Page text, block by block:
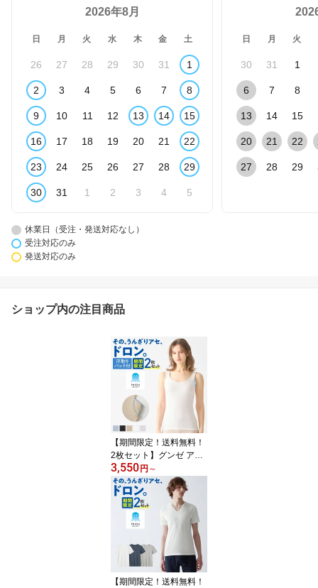
2026年8月
日 月 火 水 木 金 土
26 27 28 29 30 31 1
2 3 4 5 6 7 8
9 10 11 12 13 14 15
16 17 18 19 20 21 22
23 24 25 26 27 28 29
30 31 1 2 3 4 5
日 月 火
30 31 1
6 7 8
13 14 15
20 21 22
27 28 29
休業日（受注・発送対応なし）
受注対応のみ
発送対応のみ
ショップ内の注目商品
【期間限定！送料無料！
2枚セット】グンゼ アセ
ドロン インナー トップ
ス タンクトップ レディ
ース 夏 夏用 吸汗速乾 速
乾 涼しい 涼感 べたつか
ない 汗取り 汗とり 脇汗
汗染み防止 下着 インナ
ーシャツ アンダーシャツ
MC0053P MC0053ST S
M L LL 3L
3,550円 ～
【期間限定！送料無料！